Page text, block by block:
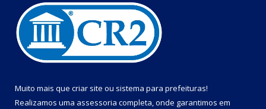
Muito mais que criar site ou sistema para prefeituras!
Realizamos uma assessoria completa, onde garantimos em